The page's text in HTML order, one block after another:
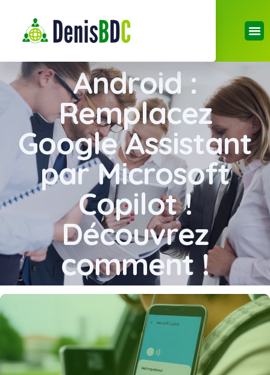
Android :
Remplacez
Google Assistant
par Microsoft
Copilot !
Découvrez
comment !